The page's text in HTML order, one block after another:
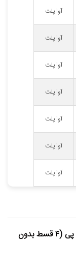
آوا پلت
آوا پلت
آوا پلت
آوا پلت
آوا پلت
آوا پلت
آوا پلت
پرداخت با اعتبار اسنپ پی (۴ قسط بدون